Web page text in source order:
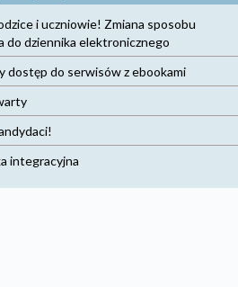
i uczniowie! Zmiana sposobu
do dziennika elektronicznego
dostęp do serwisów z ebookami
integracyjna